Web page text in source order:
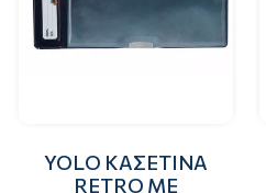
YOLO ΚΑΣΕΤΙΝΑ
RETRO ΜΕ